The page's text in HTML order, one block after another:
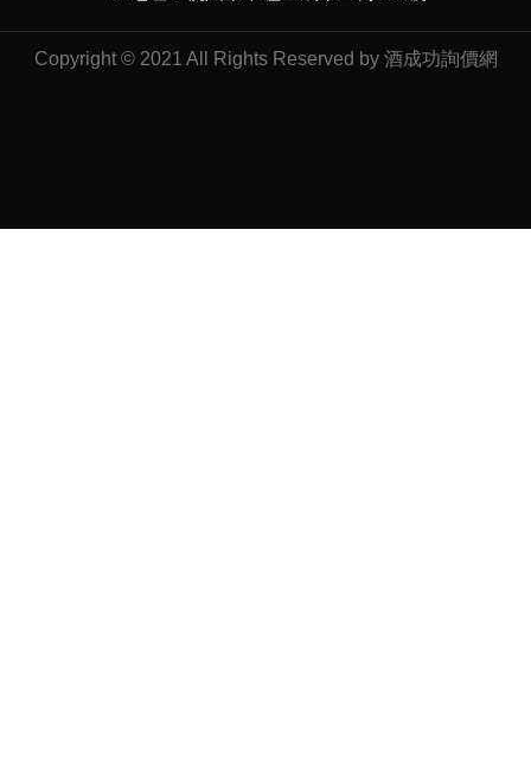
Copyright © 2021 All Rights Reserved by 酒成功詢價網